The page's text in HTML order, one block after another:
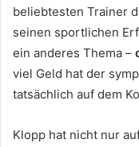
beliebtesten Trainer
seinen sportlichen
ein anderes Thema –
viel Geld hat der
tatsächlich auf dem
Klopp hat nicht nur